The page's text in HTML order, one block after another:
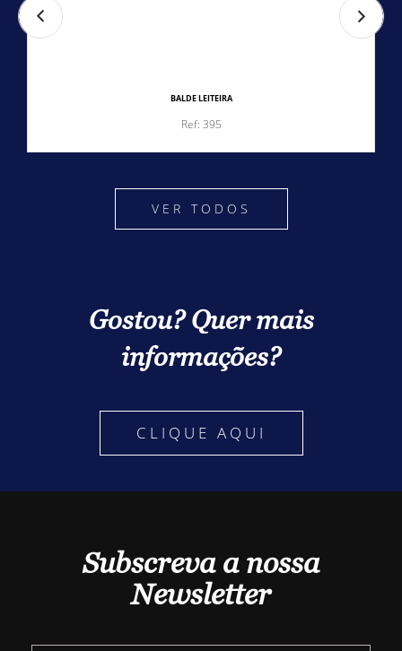
BALDE LEITEIRA
Ref: 395
VER TODOS
Gostou? Quer mais
informações?
CLIQUE AQUI
Subscreva a nossa
Newsletter